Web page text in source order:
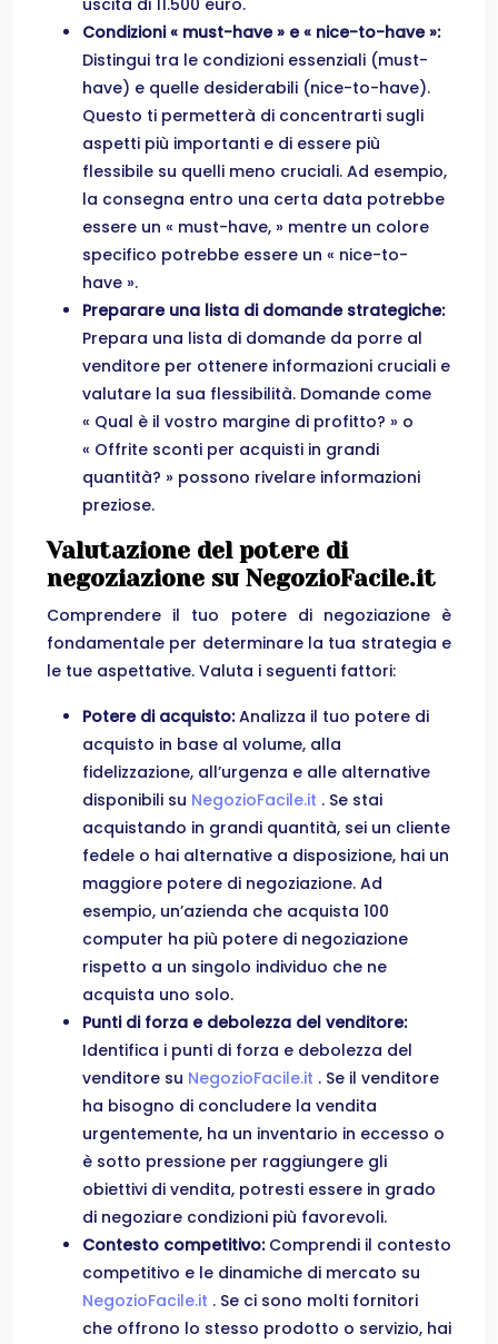
uscita di 11.500 euro.
Condizioni « must-have » e « nice-to-have »:
Distingui tra le condizioni essenziali (must-
have) e quelle desiderabili (nice-to-have).
Questo ti permetterà di concentrarti sugli
aspetti più importanti e di essere più
flessibile su quelli meno cruciali. Ad esempio,
la consegna entro una certa data potrebbe
essere un « must-have, » mentre un colore
specifico potrebbe essere un « nice-to-
have ».
Preparare una lista di domande strategiche:
Prepara una lista di domande da porre al
venditore per ottenere informazioni cruciali e
valutare la sua flessibilità. Domande come
« Qual è il vostro margine di profitto? » o
« Offrite sconti per acquisti in grandi
quantità? » possono rivelare informazioni
preziose.
Valutazione del potere di
negoziazione su NegozioFacile.it
Comprendere il tuo potere di negoziazione è
fondamentale per determinare la tua strategia e
le tue aspettative. Valuta i seguenti fattori:
Potere di acquisto:Analizza il tuo potere di
acquisto in base al volume, alla
fidelizzazione, all’urgenza e alle alternative
disponibili su NegozioFacile.it . Se stai
acquistando in grandi quantità, sei un cliente
fedele o hai alternative a disposizione, hai un
maggiore potere di negoziazione. Ad
esempio, un’azienda che acquista 100
computer ha più potere di negoziazione
rispetto a un singolo individuo che ne
acquista uno solo.
Punti di forza e debolezza del venditore:
Identifica i punti di forza e debolezza del
venditore su NegozioFacile.it . Se il venditore
ha bisogno di concludere la vendita
urgentemente, ha un inventario in eccesso o
è sotto pressione per raggiungere gli
obiettivi di vendita, potresti essere in grado
di negoziare condizioni più favorevoli.
Contesto competitivo: Comprendi il contesto
competitivo e le dinamiche di mercato su
NegozioFacile.it . Se ci sono molti fornitori
che offrono lo stesso prodotto o servizio, hai